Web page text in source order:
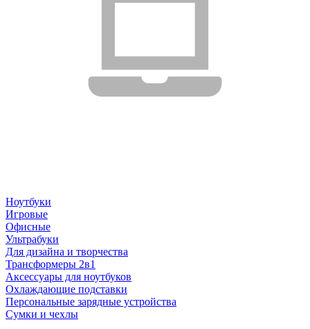
Ноутбуки
Игровые
Офисные
Ультрабуки
Для дизайна и творчества
Трансформеры 2в1
Аксессуары для ноутбуков
Охлаждающие подставки
Персональные зарядные устройства
Сумки и чехлы